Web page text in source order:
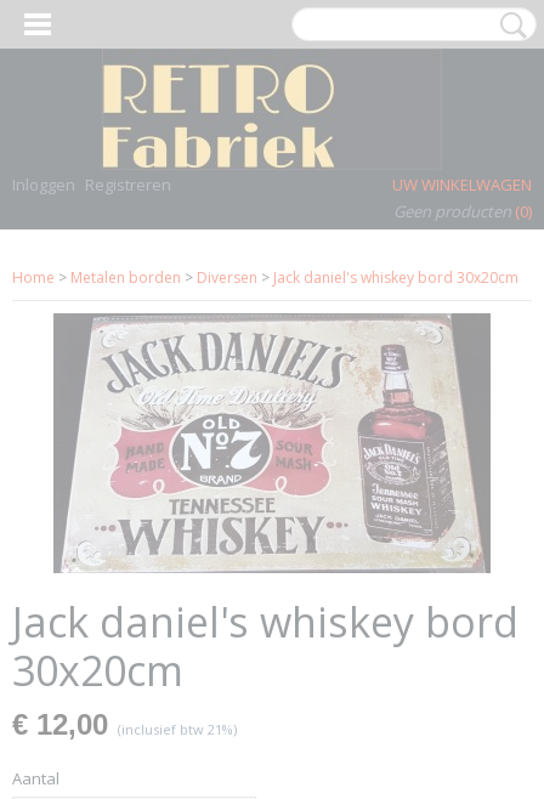
Inloggen Registreren
UW WINKELWAGEN
Geen producten (0)
Home > Metalen borden > Diversen > Jack daniel's whiskey bord 30x20cm
Jack daniel's whiskey bord
30x20cm
€ 12,00 (inclusief btw 21%)
Aantal